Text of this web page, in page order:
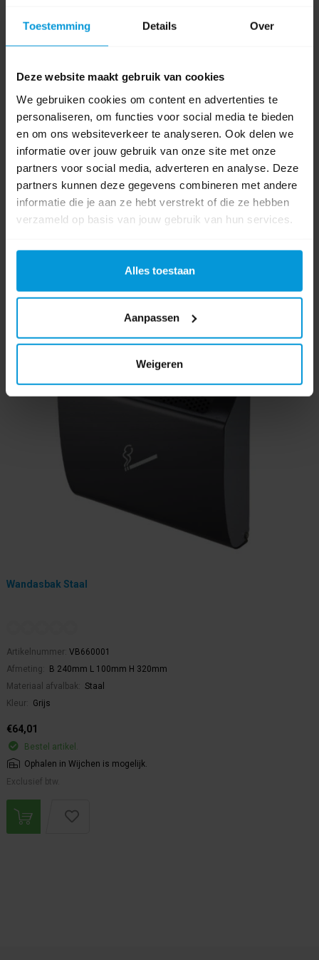
Toestemming Details Over
Deze website maakt gebruik van cookies
We gebruiken cookies om content en advertenties te
personaliseren, om functies voor social media te bieden
en om ons websiteverkeer te analyseren. Ook delen we
informatie over jouw gebruik van onze site met onze
partners voor social media, adverteren en analyse. Deze
partners kunnen deze gegevens combineren met andere
informatie die je aan ze hebt verstrekt of die ze hebben
verzameld op basis van jouw gebruik van hun services.
Alles toestaan
Aanpassen
Weigeren
Afmeting:
B 280mm L 140mm H 370mm
Kleur:
Zwart
€60,76
Bestel artikel.
Ophalen in Wijchen is mogelijk.
Exclusief btw.
Wandasbak Staal
Artikelnummer: VB660001
Afmeting:
B 240mm L 100mm H 320mm
Materiaal afvalbak:
Staal
Kleur:
Grijs
€64,01
Bestel artikel.
Ophalen in Wijchen is mogelijk.
Exclusief btw.